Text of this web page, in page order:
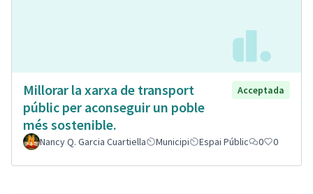
Millorar la xarxa de transport
públic per aconseguir un poble
més sostenible.
Acceptada
Nancy Q. Garcia Cuartiella Municipi Espai Públic 0 0